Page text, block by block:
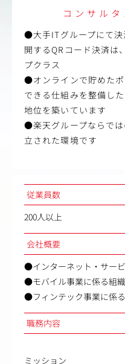
コンサル
●大手ITグループにて
開するQRコード決済は
プクラス
●オンラインで貯めた
できる仕組みを整備し
地位を築いています
●楽天グループならで
立された環境です
従業員数
200人以上
会社概要
●インターネット・サー
●モバイル事業に係る組
●フィンテック事業に係
職務内容
ミッション